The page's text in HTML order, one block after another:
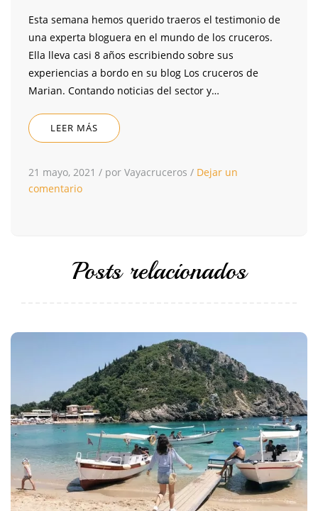
Esta semana hemos querido traeros el testimonio de
una experta bloguera en el mundo de los cruceros.
Ella lleva casi 8 años escribiendo sobre sus
experiencias a bordo en su blog Los cruceros de
Marian. Contando noticias del sector y…
LEER MÁS
21 mayo, 2021 / por Vayacruceros / Dejar un
comentario
Posts relacionados